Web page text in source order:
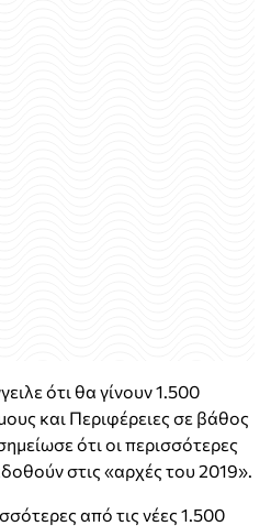
ότι θα γίνουν 1.500
και Περιφέρειες σε βάθος
ότι οι περισσότερες
στις «αρχές του 2019».
από τις νέες 1.500